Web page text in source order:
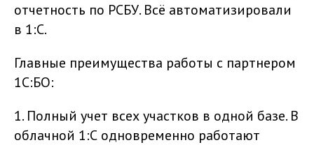
отчетность по РСБУ. Всё автоматизировали
в 1:С.
Главные преимущества работы с партнером
1С:БО:
1. Полный учет всех участков в одной базе. В
облачной 1:С одновременно работают